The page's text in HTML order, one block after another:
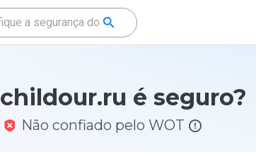
childour.ru é seguro?
Não confiado pelo WOT